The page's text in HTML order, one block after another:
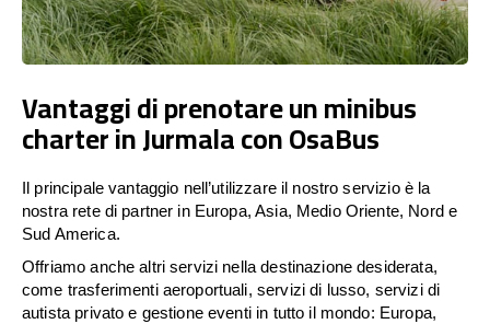
Vantaggi di prenotare un minibus
charter in Jurmala con OsaBus
Il principale vantaggio nell’utilizzare il nostro servizio è la
nostra rete di partner in Europa, Asia, Medio Oriente, Nord e
Sud America.
Offriamo anche altri servizi nella destinazione desiderata,
come trasferimenti aeroportuali, servizi di lusso, servizi di
autista privato e gestione eventi in tutto il mondo: Europa,